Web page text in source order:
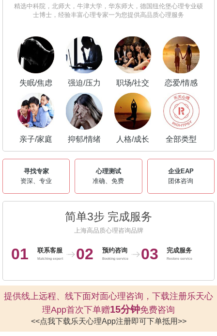
精选中科院，北师大，牛津大学，华东师大，德国纽伦堡心理专业硕
士博士，经验丰富心理专家一为您提供高品质心理服务
失眠/焦虑 强迫/压力 职场/社交 恋爱/情感
亲子/家庭 抑郁/情绪 人格/成长 全部类型
寻找专家
资深、专业
心理测试
准确、免费
企业EAP
团体咨询
简单3步 完成服务
上海高品质心理咨询品牌
01 联系客服
Matching expert 02 预约咨询
Booking service 03 完成服务
Restore service
提供线上远程、线下面对面心理咨询，下载注册乐天心
理App首次下单赠15分钟免费咨询
<<点我下载乐天心理App注册即可下单抵用>>